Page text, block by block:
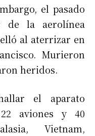
el pasado
de la aerolínea
al aterrizar en
Murieron
heridos.
el aparato
aviones y 40
Vietnam,